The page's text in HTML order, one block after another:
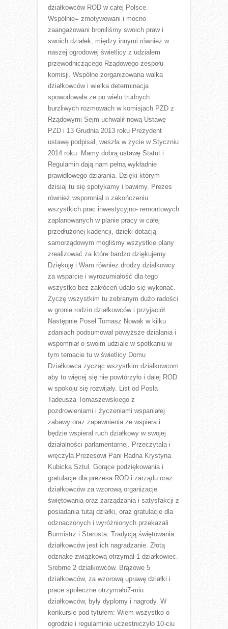
działkowców ROD w całej Polsce.
Wspólnie= zmotywowani i mocno
zaangażowani broniliśmy swoich praw i
swoich działek, między innymi również w
naszej ogrodowej świetlicy z udziałem
przewodniczącego Rządowego zespołu
komisji. Wspólne zorganizowana walka
działkowców i wielka determinacja
spowodowała że po wielu trudnych
burzliwych rozmowach w komisjach PZD z
Rządowymi Sejm uchwalił nową Ustawę
PZD i 13 Grudnia 2013 roku Prezydent
ustawę podpisał, weszła w życie w Styczniu
2014 roku. Mamy dobrą ustawę Statut i
Regulamin dają nam pełną wykładnie
prawidłowego działania. Dzięki którym
dzisiaj tu się spotykamy i bawimy. Prezes
również wspomniał o zakończeniu
wszystkich prac inwestycyjno- remontowych
zaplanowanych w planie pracy w całej
przedłużonej kadencji, dzięki dotacją
samorządowym mogliśmy wszystkie plany
zrealizować za które bardzo dziękujemy.
Dziękuję i Wam również drodzy działkowcy
za wsparcie i wyrozumiałość dla tego
wszystko bez zakłóceń udało się wykonać.
Życzę wszystkim tu zebranym dużo radości
w gronie rodzin działkowców i przyjaciół.
Następnie Poseł Tomasz Nowak w kilku
zdaniach podsumował powyższe działania i
wspomniał o swoim udziale w spotkaniu w
tym temacie tu w świetlicy Domu
Działkowca życząc wszystkim działkowcom
aby to więcej się nie powtórzyło i dalej ROD
w spokoju się rozwijały. List od Posła
Tadeusza Tomaszewskiego z
pozdrowieniami i życzeniami wspaniałej
zabawy oraz zapewnienia że wspiera i
będzie wspierał ruch działkowy w swojej
działalności parlamentarnej. Przeczytała i
wręczyła Prezesowi Pani Radna Krystyna
Kubicka Sztul. Gorące podziękowania i
gratulacje dla prezesa ROD i zarządu oraz
działkowców za wzorową organizacje
świętowania oraz zarządzania i satysfakcji z
posiadania tutaj działki, oraz gratulacje dla
odznaczonych i wyróżnionych przekazali
Burmistrz i Starosta. Tradycją świętowania
działkowców jest ich nagradzanie. Złotą
odznakę związkową otrzymał 1 działkowiec.
Srebrne 2 działkowców. Brązowe 5
działkowców, za wzorową uprawę działki i
prace społeczne otrzymało7-miu
działkowców, były dyplomy i nagrody. W
konkursie pod tytułem: Wiem wszystko o
ogrodzie i regulaminie uczestniczyło 10-ciu